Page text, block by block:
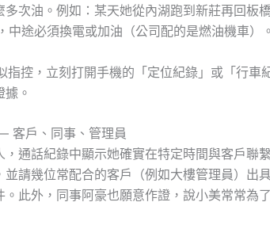
次油。例如：某天她從內湖跑到新莊再回板
途必須換電或加油（公司配的是燃油機車）。
指控，立刻打開手機的「定位紀錄」或「行車
。
客戶、同事、管理員
通話紀錄中顯示她確實在特定時間與客戶聯
請幾位常配合的客戶（例如大樓管理員）出
此外，同事阿豪也願意作證，說小美常常為